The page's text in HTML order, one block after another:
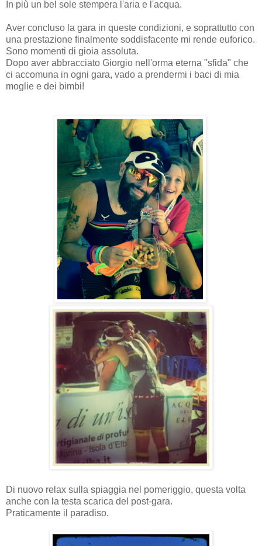
In più un bel sole stempera l'aria e l'acqua.
Aver concluso la gara in queste condizioni, e soprattutto con
una prestazione finalmente soddisfacente mi rende euforico.
Sono momenti di gioia assoluta.
Dopo aver abbracciato Giorgio nell'orma eterna "sfida" che
ci accomuna in ogni gara, vado a prendermi i baci di mia
moglie e dei bimbi!
Di nuovo relax sulla spiaggia nel pomeriggio, questa volta
anche con la testa scarica del post-gara.
Praticamente il paradiso.